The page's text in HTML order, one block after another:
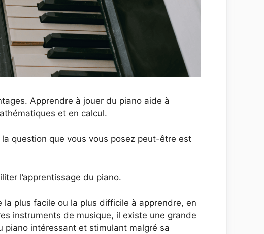
Apprendre à jouer du piano aide à
et en calcul.
question que vous vous posez peut-être est
l’apprentissage du piano.
plus facile ou la plus difficile à apprendre, en
instruments de musique, il existe une grande
piano intéressant et stimulant malgré sa